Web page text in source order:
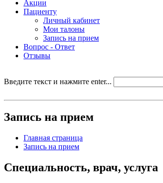
Акции
Пациенту
Личный кабинет
Мои талоны
Запись на прием
Вопрос - Ответ
Отзывы
Введите текст и нажмите enter...
Запись на прием
Главная страница
Запись на прием
Специальность, врач, услуга